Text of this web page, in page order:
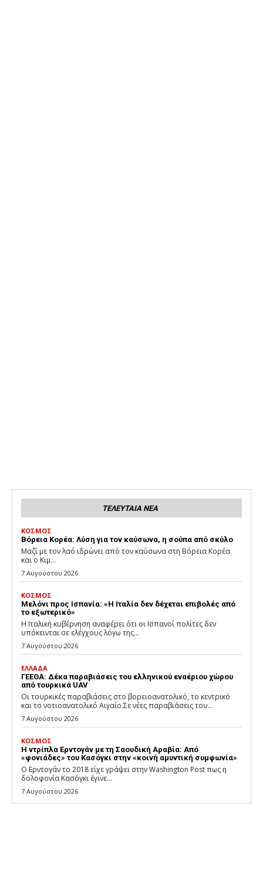
ΤΕΛΕΥΤΑΙΑ ΝΕΑ
ΚΟΣΜΟΣ
Βόρεια Κορέα: Λύση για τον καύσωνα, η σούπα από σκύλο
Μαζί με τον λαό ιδρώνει από τον καύσωνα στη Βόρεια Κορέα
και ο Κιμ...
7 Αυγούστου 2026
ΚΟΣΜΟΣ
Μελόνι προς Ισπανία: «Η Ιταλία δεν δέχεται επιβολές από
το εξωτερικό»
Η Ιταλική κυβέρνηση αναφέρει ότι οι Ισπανοί πολίτες δεν
υπόκεινται σε ελέγχους λόγω της...
7 Αυγούστου 2026
ΕΛΛΑΔΑ
ΓΕΕΘΑ: Δέκα παραβιάσεις του ελληνικού εναέριου χώρου
από τουρκικά UAV
Οι τουρκικές παραβιάσεις στο βορειοανατολικό, το κεντρικό
και το νοτιοανατολικό Αιγαίο.Σε νέες παραβιάσεις του...
7 Αυγούστου 2026
ΚΟΣΜΟΣ
Η ντρίπλα Ερντογάν με τη Σαουδική Αραβία: Από
«φονιάδες» του Κασόγκι στην «κοινή αμυντική συμφωνία»
Ο Ερντογάν το 2018 είχε γράψει στην Washington Post πως η
δολοφονία Κασόγκι έγινε...
7 Αυγούστου 2026